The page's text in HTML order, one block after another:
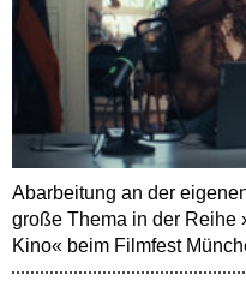
Abarbeitung an der
große Thema in der Reihe
Kino« beim Filmfest